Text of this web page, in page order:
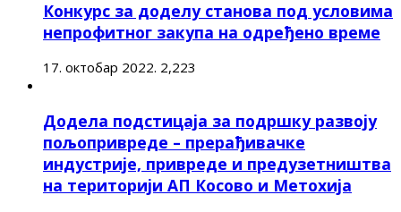
Конкурс за доделу станова под условима
непрофитног закупа на одређено време
17. октобар 2022. 2,223
Додела подстицаја за подршку развоју
пољопривреде – прерађивачке
индустрије, привреде и предузетништва
на територији АП Косово и Метохија